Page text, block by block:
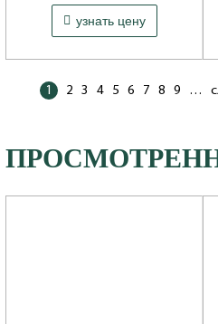
(Meat Doria) 406.3847060-01
Артикул: 87112
2 000 ₽
узнать цену
1 2 3 4 5 6 7 8 9 …